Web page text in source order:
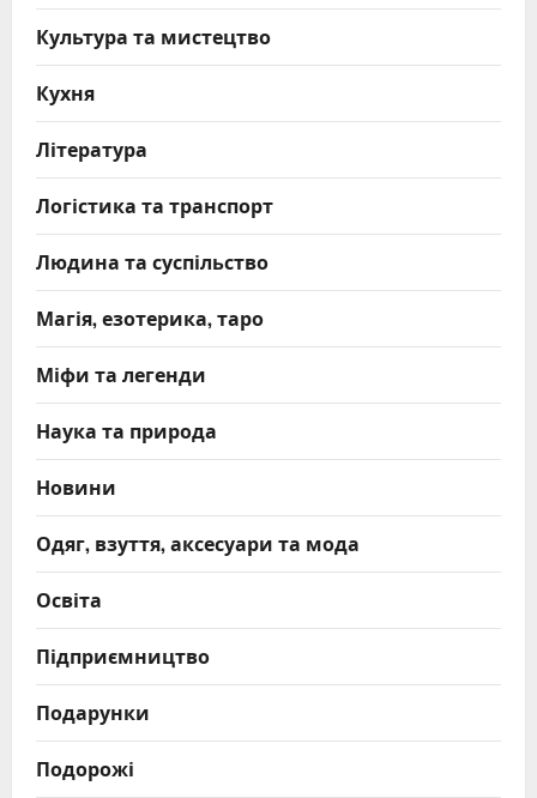
Культура та мистецтво
Кухня
Література
Логістика та транспорт
Людина та суспільство
Магія, езотерика, таро
Міфи та легенди
Наука та природа
Новини
Одяг, взуття, аксесуари та мода
Освіта
Підприємництво
Подарунки
Подорожі